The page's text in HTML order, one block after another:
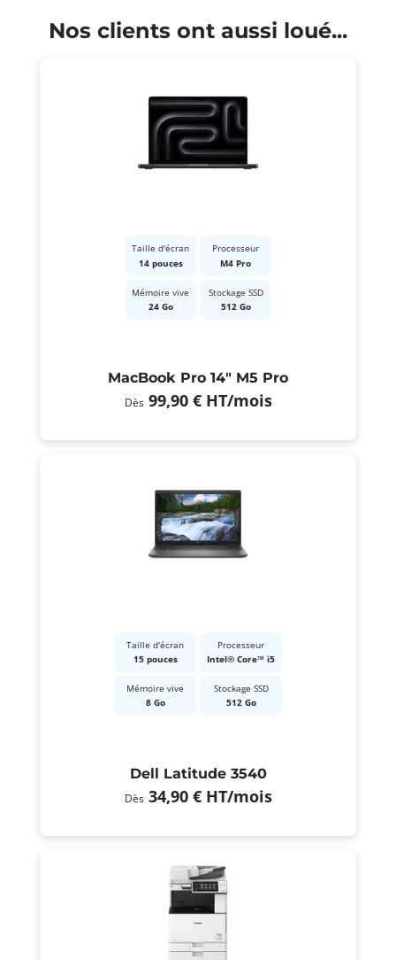
Nos clients ont aussi loué...
Taille d'écran
14 pouces
Processeur
M4 Pro
Mémoire vive
24 Go
Stockage SSD
512 Go
MacBook Pro 14" M5 Pro
Dès 99,90 € HT/mois
Taille d'écran
15 pouces
Processeur
Intel® Core™ i5
Mémoire vive
8 Go
Stockage SSD
512 Go
Dell Latitude 3540
Dès 34,90 € HT/mois